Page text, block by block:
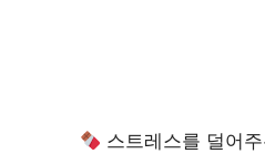
스트레스를 덜어